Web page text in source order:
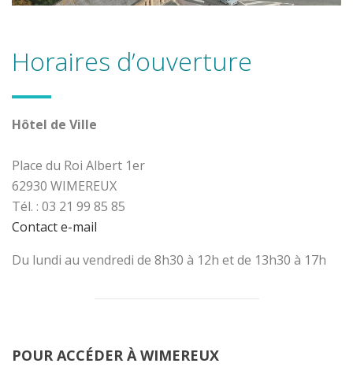
Horaires d’ouverture
Hôtel de Ville
Place du Roi Albert 1er
62930 WIMEREUX
Tél. : 03 21 99 85 85
Contact e-mail
Du lundi au vendredi de 8h30 à 12h et de 13h30 à 17h
POUR ACCÉDER À WIMEREUX